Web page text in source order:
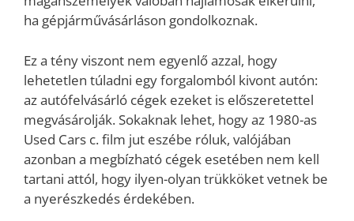
ha gépjárművásárláson gondolkoznak.
Ez a tény viszont nem egyenlő azzal, hogy
lehetetlen túladni egy forgalomból kivont autón:
az autófelvásárló cégek ezeket is előszeretettel
megvásárolják. Sokaknak lehet, hogy az 1980-as
Used Cars c. film jut eszébe róluk, valójában
azonban a megbízható cégek esetében nem kell
tartani attól, hogy ilyen-olyan trükköket vetnek be
a nyerészkedés érdekében.